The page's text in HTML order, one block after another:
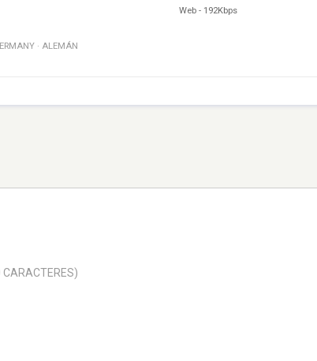
Web - 192Kbps
· ALEMÁN